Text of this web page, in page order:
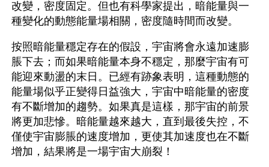
改變，密度固定。但也有科學家提出，暗能量與一
種變化的動態能量場相關，密度隨時間而改變。
按照暗能量穩定存在的假設，宇宙將會永遠加速膨
脹下去；而如果暗能量本身不穩定，那麼宇宙有可
能迎來動盪的末日。已經有跡象表明，這種動態的
能量場似乎正變得日益強大，宇宙中暗能量的密度
有不斷增加的趨勢。如果真是這樣，那宇宙的前景
將更加悲慘。暗能量越來越大，直到最後失控，不
僅使宇宙膨脹的速度增加，更使其加速度也在不斷
增加，結果將是一場宇宙大崩裂！